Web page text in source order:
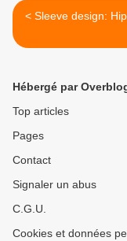
< Sleeve design:
Hébergé par
Top articles
Pages
Contact
Signaler un abus
C.G.U.
Cookies et données